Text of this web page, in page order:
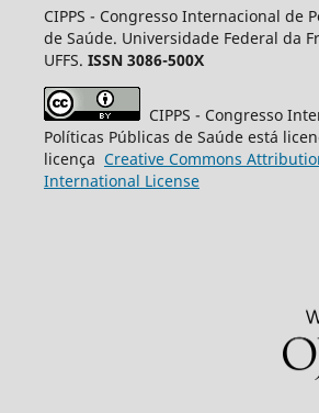
CIPPS - Congresso Internacional de
de Saúde. Universidade Federal da
UFFS. ISSN 3086-500X
CIPPS - Congresso
Políticas Públicas de Saúde está
licença Creative Commons
International License